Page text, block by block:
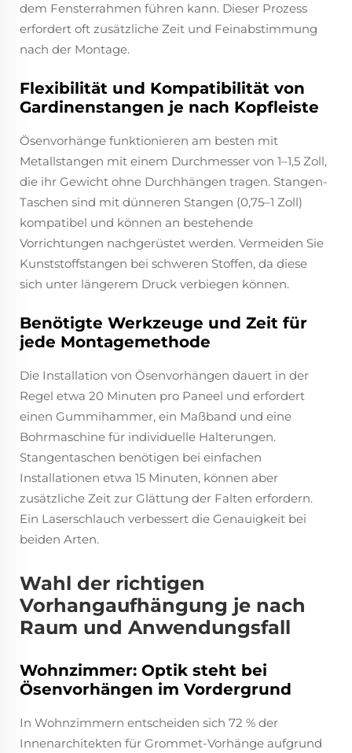
dem Fensterrahmen führen kann. Dieser Prozess
erfordert oft zusätzliche Zeit und Feinabstimmung
nach der Montage.
Flexibilität und Kompatibilität von
Gardinenstangen je nach Kopfleiste
Ösenvorhänge funktionieren am besten mit
Metallstangen mit einem Durchmesser von 1–1,5 Zoll,
die ihr Gewicht ohne Durchhängen tragen. Stangen-
Taschen sind mit dünneren Stangen (0,75–1 Zoll)
kompatibel und können an bestehende
Vorrichtungen nachgerüstet werden. Vermeiden Sie
Kunststoffstangen bei schweren Stoffen, da diese
sich unter längerem Druck verbiegen können.
Benötigte Werkzeuge und Zeit für
jede Montagemethode
Die Installation von Ösenvorhängen dauert in der
Regel etwa 20 Minuten pro Paneel und erfordert
einen Gummihammer, ein Maßband und eine
Bohrmaschine für individuelle Halterungen.
Stangentaschen benötigen bei einfachen
Installationen etwa 15 Minuten, können aber
zusätzliche Zeit zur Glättung der Falten erfordern.
Ein Laserschlauch verbessert die Genauigkeit bei
beiden Arten.
Wahl der richtigen
Vorhangaufhängung je nach
Raum und Anwendungsfall
Wohnzimmer: Optik steht bei
Ösenvorhängen im Vordergrund
In Wohnzimmern entscheiden sich 72 % der
Innenarchitekten für Grommet-Vorhänge aufgrund